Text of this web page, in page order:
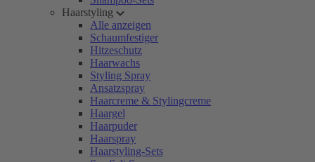
Haarstyling
Alle anzeigen
Schaumfestiger
Hitzeschutz
Haarwachs
Styling Spray
Ansatzspray
Haarcreme & Stylingcreme
Haargel
Haarpuder
Haarspray
Haarstyling-Sets